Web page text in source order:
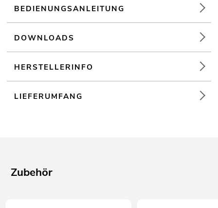
BEDIENUNGSANLEITUNG
DOWNLOADS
HERSTELLERINFO
LIEFERUMFANG
Zubehör